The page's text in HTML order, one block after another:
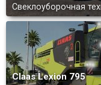
Свеклоуборочная
Claas Lexion 795